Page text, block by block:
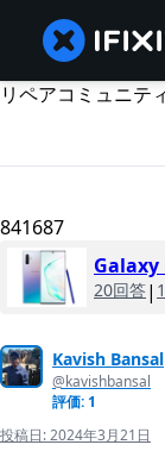
リペアコミュニテ
841687
Galaxy
20回答|
Kavish Bansal
@kavishbansal
評価: 1
投稿日:2024年3月21日